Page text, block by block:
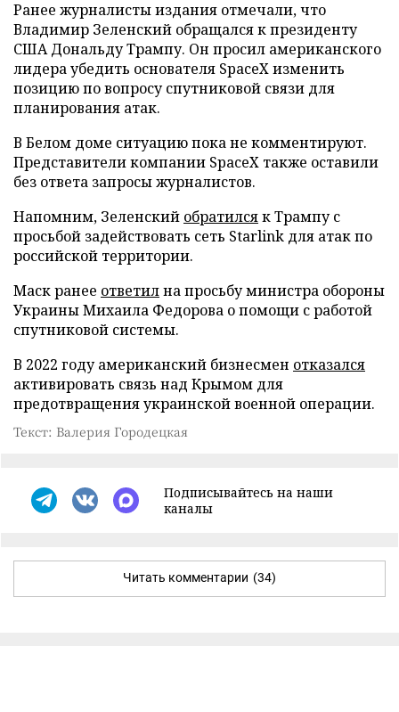
Ранее журналисты издания отмечали, что
Владимир Зеленский обращался к президенту
США Дональду Трампу. Он просил американского
лидера убедить основателя SpaceX изменить
позицию по вопросу спутниковой связи для
планирования атак.
В Белом доме ситуацию пока не комментируют.
Представители компании SpaceX также оставили
без ответа запросы журналистов.
Напомним, Зеленский обратилсяк Трампу с
просьбой задействовать сеть Starlink для атак по
российской территории.
Маск ранее ответилна просьбу министра обороны
Украины Михаила Федорова о помощи с работой
спутниковой системы.
В 2022 году американский бизнесмен отказался
активировать связь над Крымом для
предотвращения украинской военной операции.
Текст: Валерия Городецкая
Подписывайтесь на наши
каналы
Читать комментарии (34)